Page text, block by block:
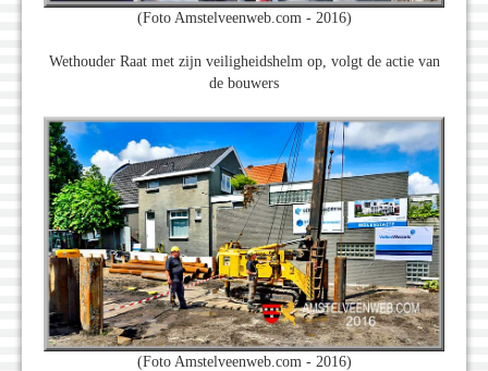
(Foto Amstelveenweb.com - 2016)
Wethouder Raat met zijn veiligheidshelm op, volgt de actie van
de bouwers
(Foto Amstelveenweb.com - 2016)